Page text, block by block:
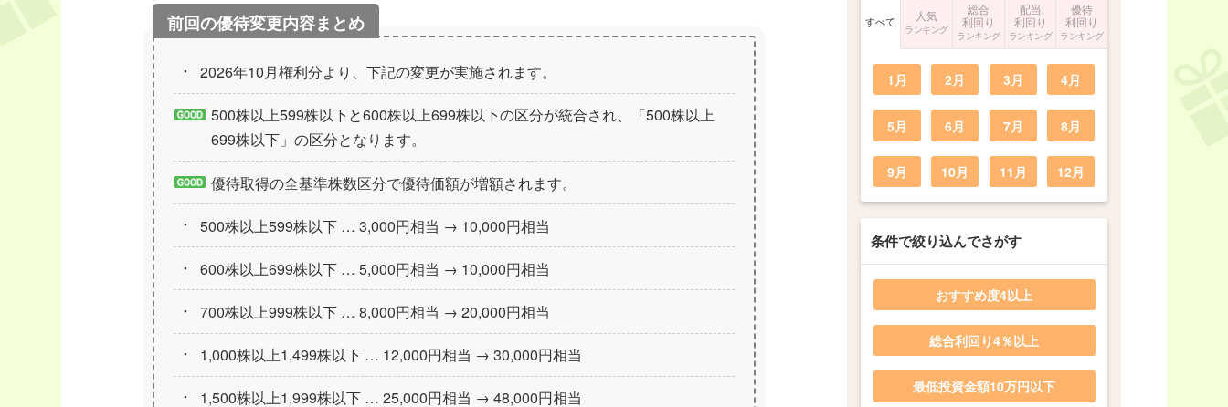
2026年10月権利分より、下記の変更が実施されます。
500株以上599株以下と600株以上699株以下の区分が統合され、「500株以上
699株以下」の区分となります。
優待取得の全基準株数区分で優待価額が増額されます。
500株以上599株以下 … 3,000円相当 → 10,000円相当
600株以上699株以下 … 5,000円相当 → 10,000円相当
700株以上999株以下 … 8,000円相当 → 20,000円相当
1,000株以上1,499株以下 … 12,000円相当 → 30,000円相当
1,500株以上1,999株以下 … 25,000円相当 → 48,000円相当
すべて 人気
ランキング
総合
利回り
ランキング
配当
利回り
ランキング
優待
利回り
ランキング
1月 2月 3月 4月
5月 6月 7月 8月
9月 10月 11月 12月
条件で絞り込んでさがす
おすすめ度4以上
総合利回り4％以上
最低投資金額10万円以下